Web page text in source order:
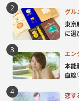
グル
東京
に選
エン
本能
直
恋す